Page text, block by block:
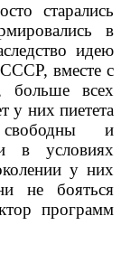
старались
в
идею
СССР, вместе с
больше всех
у них пиетета
и
в условиях
у них
не бояться
программ